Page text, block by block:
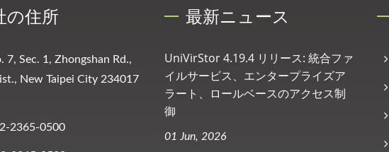
の住所
7, Sec. 1, Zhongshan Rd.,
New Taipei City 234017
2365-0500
最新ニュース
UniVirStor 4.19.4 リリース: 統合ファ
イルサービス、エンタープライズア
ラート、ロールベースのアクセス制
御
01 Jun, 2026